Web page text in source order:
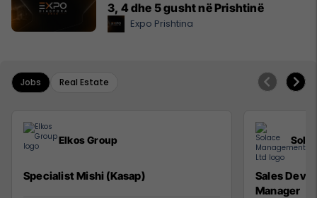
3, 4 dhe 5 gusht në Prishtinë
Expo Prishtina
Jobs Real Estate
Elkos Group
Specialist Mishi (Kasap)
Sales
Manager